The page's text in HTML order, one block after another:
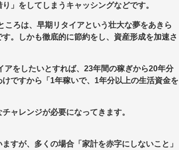
」をしてしまうキャッシングなどです。
ころは、早期リタイアという壮大な夢をあきら
。しかも徹底的に節約をし、資産形成を加速さ
をしたいとすれば、23年間の稼ぎから20年分
ですから「1年稼いで、1年分以上の生活資金を
ャレンジが必要になってきます。
すが、多くの場合「家計を赤字にしないこと」